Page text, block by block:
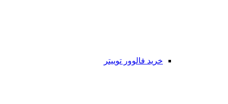
خرید فالوور توییتر